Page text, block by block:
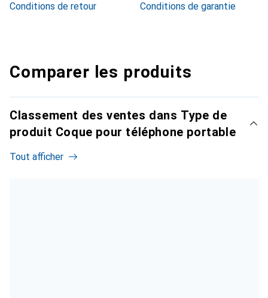
Conditions de retour
Conditions de garantie
Comparer les produits
Classement des ventes dans Type de
produit Coque pour téléphone portable
Tout afficher